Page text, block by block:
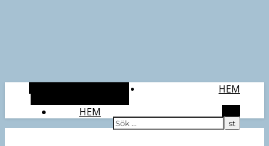
HEM
HEM